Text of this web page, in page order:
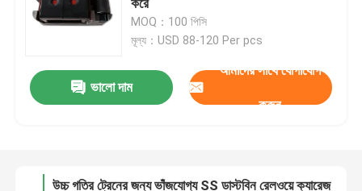
পণ্য
আমাদের সম্বন্ধে
গুণমান নিয়ন্ত্রণ
করে
MOQ：100 পিসি
মূল্য：USD 88-120 Per pcs
ভালো দাম
আমাদের সাথে যোগাযোগ
করুন
হেরিংবোন শেভরন রাবার কনভেয়ার বেল্ট 5 মিমি 8 মিমি 10 মিমি তাপ প্রতিরোধী
SDA1 লোকোমোটিভ খুচরা যন্ত্রাংশ 3150kW আউটপুট ডিজেল ইঞ্জিন 150Hz